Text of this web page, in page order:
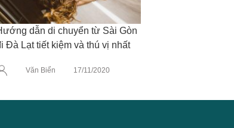
dẫn di chuyển từ Sài Gòn
Đà Lạt tiết kiệm và thú vị nhất
Văn Biển 17/11/2020